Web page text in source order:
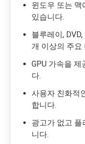
윈도우 또는 맥
있습니다.
블루레이,
개 이상의 주요
GPU 가속을 제
다.
사용자 친화적
합니다.
광고가 없고 플
니다.